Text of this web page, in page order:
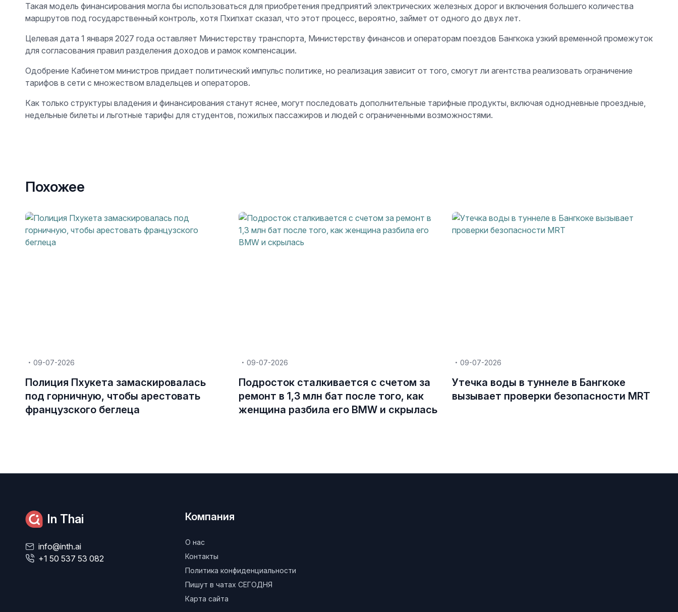
Такая модель финансирования могла бы использоваться для приобретения предприятий электрических железных дорог и включения большего количества
маршрутов под государственный контроль, хотя Пхипхат сказал, что этот процесс, вероятно, займет от одного до двух лет.
Целевая дата 1 января 2027 года оставляет Министерству транспорта, Министерству финансов и операторам поездов Бангкока узкий временной промежуток
для согласования правил разделения доходов и рамок компенсации.
Одобрение Кабинетом министров придает политический импульс политике, но реализация зависит от того, смогут ли агентства реализовать ограничение
тарифов в сети с множеством владельцев и операторов.
Как только структуры владения и финансирования станут яснее, могут последовать дополнительные тарифные продукты, включая однодневные проездные,
недельные билеты и льготные тарифы для студентов, пожилых пассажиров и людей с ограниченными возможностями.
Похожее
09-07-2026
Полиция Пхукета замаскировалась
под горничную, чтобы арестовать
французского беглеца
09-07-2026
Подросток сталкивается с счетом за
ремонт в 1,3 млн бат после того, как
женщина разбила его BMW и скрылась
09-07-2026
Утечка воды в туннеле в Бангкоке
вызывает проверки безопасности MRT
In Thai
info@inth.ai
+1 50 537 53 082
Компания
О нас
Контакты
Политика конфиденциальности
Пишут в чатах СЕГОДНЯ
Карта сайта